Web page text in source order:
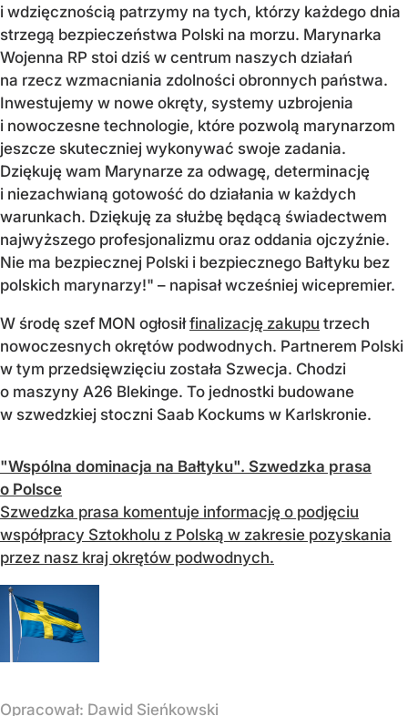
i wdzięcznością patrzymy na tych, którzy każdego dnia
strzegą bezpieczeństwa Polski na morzu. Marynarka
Wojenna RP stoi dziś w centrum naszych działań
na rzecz wzmacniania zdolności obronnych państwa.
Inwestujemy w nowe okręty, systemy uzbrojenia
i nowoczesne technologie, które pozwolą marynarzom
jeszcze skuteczniej wykonywać swoje zadania.
Dziękuję wam Marynarze za odwagę, determinację
i niezachwianą gotowość do działania w każdych
warunkach. Dziękuję za służbę będącą świadectwem
najwyższego profesjonalizmu oraz oddania ojczyźnie.
Nie ma bezpiecznej Polski i bezpiecznego Bałtyku bez
polskich marynarzy!" – napisał wcześniej wicepremier.
W środę szef MON ogłosiłfinalizację zakupu trzech
nowoczesnych okrętów podwodnych. Partnerem Polski
w tym przedsięwzięciu została Szwecja. Chodzi
o maszyny A26 Blekinge. To jednostki budowane
w szwedzkiej stoczni Saab Kockums w Karlskronie.
"Wspólna dominacja na Bałtyku". Szwedzka prasa
o Polsce
Szwedzka prasa komentuje informację o podjęciu
współpracy Sztokholu z Polską w zakresie pozyskania
przez nasz kraj okrętów podwodnych.
Opracował: Dawid Sieńkowski